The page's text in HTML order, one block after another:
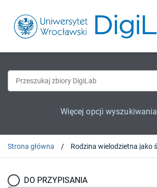
Więcej opcji wyszukiwania
Strona główna
DO PRZYPISANIA